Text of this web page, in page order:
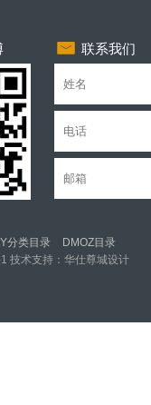
3 联系我们
分类目录
DMOZ目录
技术支持：华仕尊城设计